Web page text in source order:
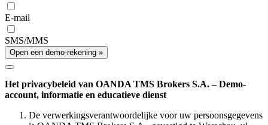
E-mail
SMS/MMS
Open een demo-rekening »
Het privacybeleid van OANDA TMS Brokers S.A. – Demo-
account, informatie en educatieve dienst
De verwerkingsverantwoordelijke voor uw persoonsgegevens